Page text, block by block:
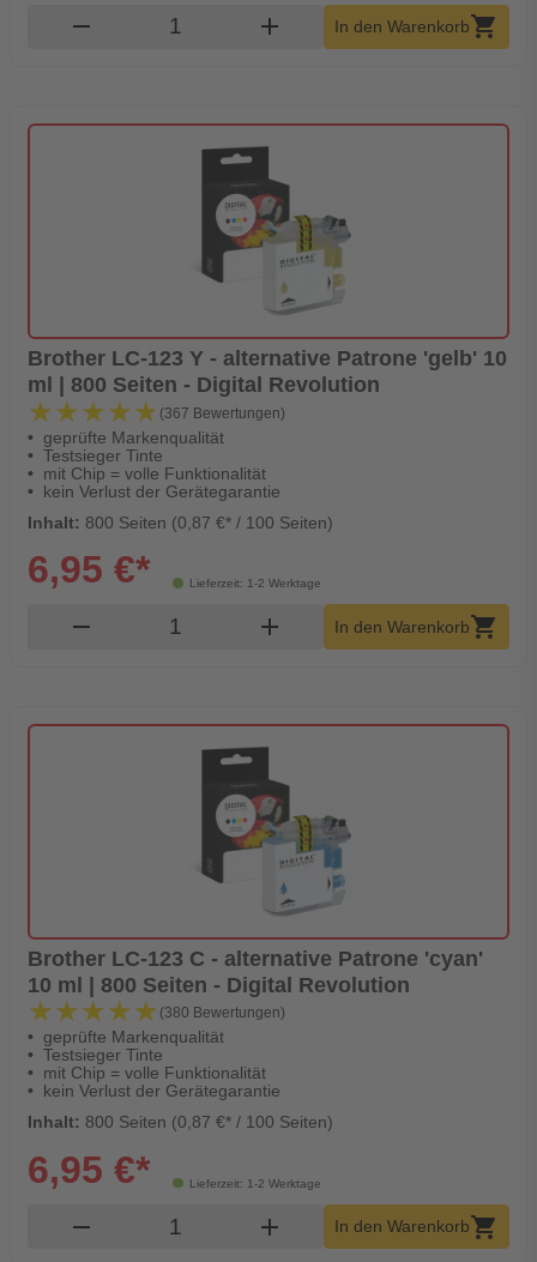
remove Produkt Warenkorb Menge
add In den Warenkorb shopping_cart
Brother LC-123 Y - alternative Patrone 'gelb' 10
ml | 800 Seiten - Digital Revolution
★★★★★
★★★★★ (367 Bewertungen)
geprüfte Markenqualität
Testsieger Tinte
mit Chip = volle Funktionalität
kein Verlust der Gerätegarantie
Inhalt: 800 Seiten (0,87 €* / 100 Seiten)
Lieferzeit: 1-2 Werktage
6,95 €*
remove Produkt Warenkorb Menge
add In den Warenkorbshopping_cart
Brother LC-123 C - alternative Patrone 'cyan'
10 ml | 800 Seiten - Digital Revolution
★★★★★
★★★★★ (380 Bewertungen)
geprüfte Markenqualität
Testsieger Tinte
mit Chip = volle Funktionalität
kein Verlust der Gerätegarantie
Inhalt: 800 Seiten (0,87 €* / 100 Seiten)
Lieferzeit: 1-2 Werktage
6,95 €*
remove Produkt Warenkorb Menge
add In den Warenkorbshopping_cart